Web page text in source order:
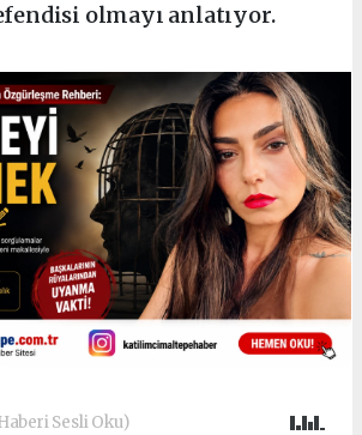
olmayı anlatıyor.
Sesli Oku)